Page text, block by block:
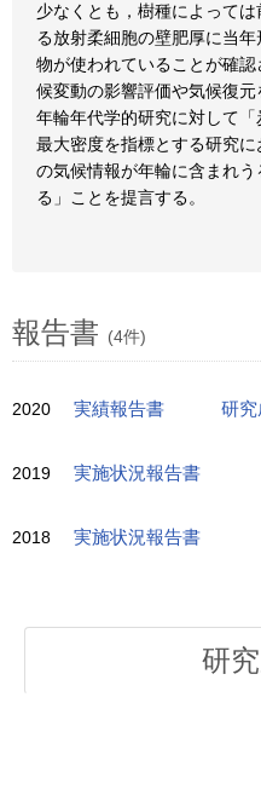
少なくとも，樹種によって
る放射柔細胞の壁肥厚に当
物が使われていることが確
候変動の影響評価や気候復
年輪年代学的研究に対して
最大密度を指標とする研究
の気候情報が年輪に含まれ
る」ことを提言する。
報告書 (4件)
2020 実績報告書 研究
2019 実施状況報告書
2018 実施状況報告書
研